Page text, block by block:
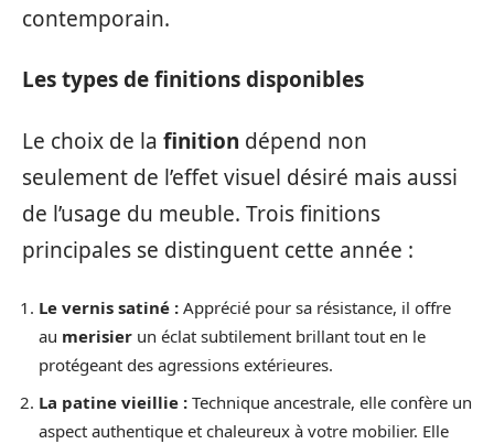
contemporain.
Les types de finitions disponibles
Le choix de la finition dépend non
seulement de l’effet visuel désiré mais aussi
de l’usage du meuble. Trois finitions
principales se distinguent cette année :
Le vernis satiné : Apprécié pour sa résistance, il offre
au merisier un éclat subtilement brillant tout en le
protégeant des agressions extérieures.
La patine vieillie : Technique ancestrale, elle confère un
aspect authentique et chaleureux à votre mobilier. Elle